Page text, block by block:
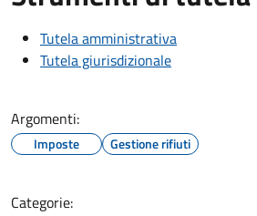
Tutela amministrativa
Tutela giurisdizionale
Argomenti:
Imposte Gestione rifiuti
Categorie: